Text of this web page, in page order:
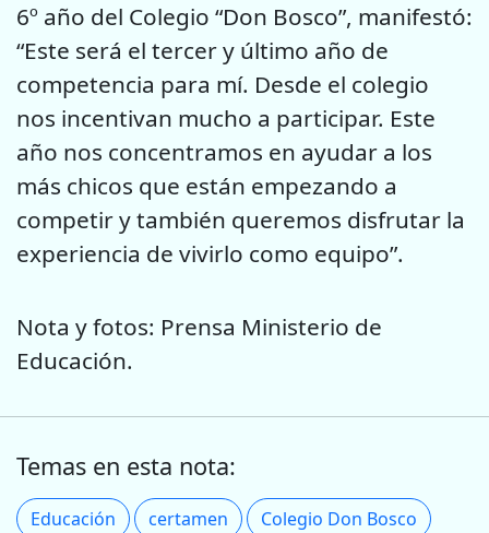
6º año del Colegio “Don Bosco”, manifestó:
“Este será el tercer y último año de
competencia para mí. Desde el colegio
nos incentivan mucho a participar. Este
año nos concentramos en ayudar a los
más chicos que están empezando a
competir y también queremos disfrutar la
experiencia de vivirlo como equipo”.
Nota y fotos: Prensa Ministerio de
Educación.
Temas en esta nota:
Educación certamen Colegio Don Bosco